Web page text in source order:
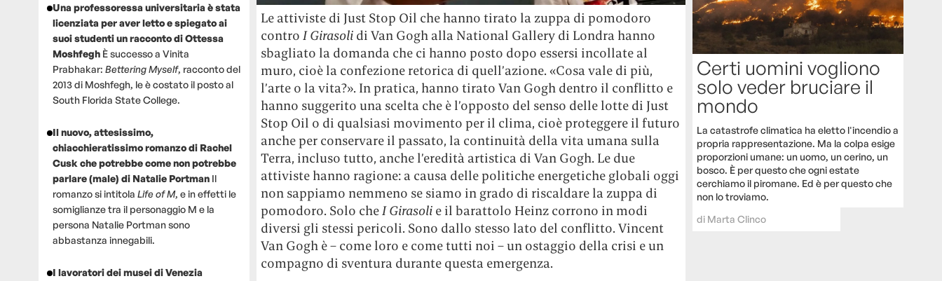
Una professoressa universitaria è stata
licenziata per aver letto e spiegato ai
suoi studenti un racconto di Ottessa
Moshfegh È successo a Vinita
Prabhakar: Bettering Myself, racconto del
2013 di Moshfegh, le è costato il posto al
South Florida State College.
Il nuovo, attesissimo,
chiacchieratissimo romanzo di Rachel
Cusk che potrebbe come non potrebbe
parlare (male) di Natalie Portman Il
romanzo si intitola Life of M, e in effetti le
somiglianze tra il personaggio M e la
persona Natalie Portman sono
abbastanza innegabili.
I lavoratori dei musei di Venezia
Le attiviste di Just Stop Oil che hanno tirato la zuppa di pomodoro
contro I Girasoli di Van Gogh alla National Gallery di Londra hanno
sbagliato la domanda che ci hanno posto dopo essersi incollate al
muro, cioè la confezione retorica di quell’azione. «Cosa vale di più,
l’arte o la vita?». In pratica, hanno tirato Van Gogh dentro il conflitto e
hanno suggerito una scelta che è l’opposto del senso delle lotte di Just
Stop Oil o di qualsiasi movimento per il clima, cioè proteggere il futuro
anche per conservare il passato, la continuità della vita umana sulla
Terra, incluso tutto, anche l’eredità artistica di Van Gogh. Le due
attiviste hanno ragione: a causa delle politiche energetiche globali oggi
non sappiamo nemmeno se siamo in grado di riscaldare la zuppa di
pomodoro. Solo cheI Girasolie il barattolo Heinz corrono in modi
diversi gli stessi pericoli. Sono dallo stesso lato del conflitto. Vincent
Van Gogh è – come loro e come tutti noi – un ostaggio della crisi e un
compagno di sventura durante questa emergenza.
Certi uomini vogliono
solo veder bruciare il
mondo
La catastrofe climatica ha eletto l'incendio a
propria rappresentazione. Ma la colpa esige
proporzioni umane: un uomo, un cerino, un
bosco. È per questo che ogni estate
cerchiamo il piromane. Ed è per questo che
non lo troviamo.
di Marta Clinco